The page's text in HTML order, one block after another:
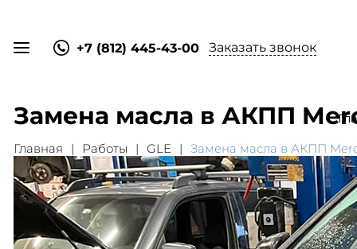
+7 (812) 445-43-00 Заказать звонок
Замена масла в АКПП
Главная Работы GLE Замена масла в АКПП